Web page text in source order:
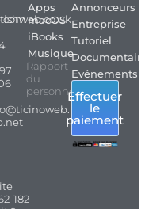
182
Apps
macOS
iBooks
Musique
Rapport
du
personnel
Annonceurs
Entreprise
Tutoriel
Evénements
Effectuer
le
paiement